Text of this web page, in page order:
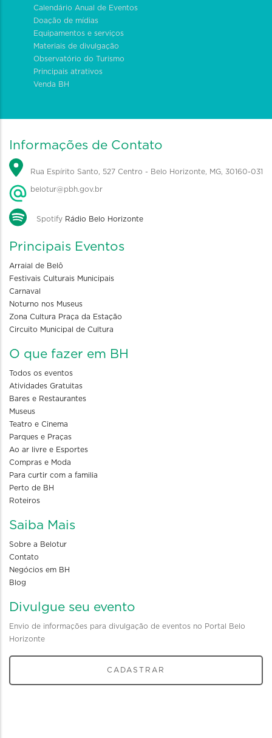
Calendário Anual de Eventos
Doação de mídias
Equipamentos e serviços
Materiais de divulgação
Observatório do Turismo
Principais atrativos
Venda BH
Informações de Contato
Rua Espírito Santo, 527 Centro - Belo Horizonte, MG, 30160-031
belotur@pbh.gov.br
Spotify Rádio Belo Horizonte
Principais Eventos
Arraial de Belô
Festivais Culturais Municipais
Carnaval
Noturno nos Museus
Zona Cultura Praça da Estação
Circuito Municipal de Cultura
O que fazer em BH
Todos os eventos
Atividades Gratuitas
Bares e Restaurantes
Museus
Teatro e Cinema
Parques e Praças
Ao ar livre e Esportes
Compras e Moda
Para curtir com a familia
Perto de BH
Roteiros
Saiba Mais
Sobre a Belotur
Contato
Negócios em BH
Blog
Divulgue seu evento
Envio de informações para divulgação de eventos no Portal Belo
Horizonte
CADASTRAR